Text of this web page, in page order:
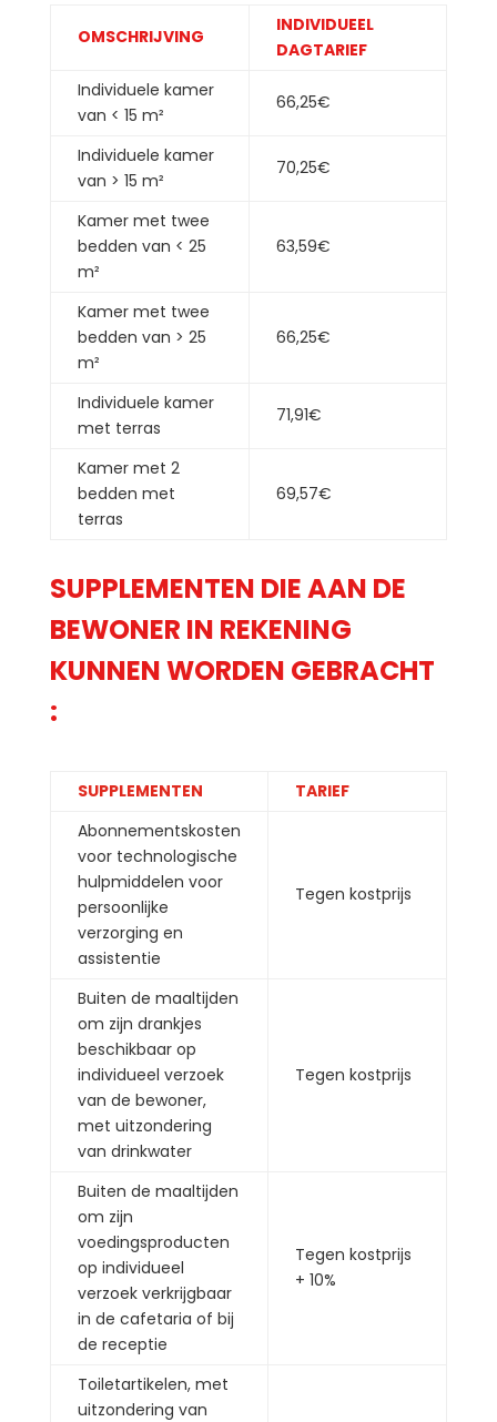
OMSCHRIJVING
INDIVIDUEEL
DAGTARIEF
Individuele kamer
van < 15 m²
66,25€
Individuele kamer
van > 15 m²
70,25€
Kamer met twee
bedden van < 25
m²
63,59€
Kamer met twee
bedden van > 25
m²
66,25€
Individuele kamer
met terras
71,91€
Kamer met 2
bedden met
terras
69,57€
SUPPLEMENTEN DIE AAN DE
BEWONER IN REKENING
KUNNEN WORDEN GEBRACHT
:
SUPPLEMENTEN
TARIEF
Abonnementskosten
voor technologische
hulpmiddelen voor
persoonlijke
verzorging en
assistentie
Tegen kostprijs
Buiten de maaltijden
om zijn drankjes
beschikbaar op
individueel verzoek
van de bewoner,
met uitzondering
van drinkwater
Tegen kostprijs
Buiten de maaltijden
om zijn
voedingsproducten
op individueel
verzoek verkrijgbaar
in de cafetaria of bij
de receptie
Tegen kostprijs
+ 10%
Toiletartikelen, met
uitzondering van